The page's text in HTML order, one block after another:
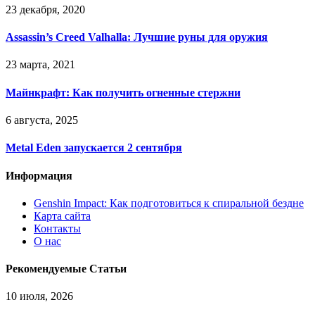
23 декабря, 2020
Assassin’s Creed Valhalla: Лучшие руны для оружия
23 марта, 2021
Майнкрафт: Как получить огненные стержни
6 августа, 2025
Metal Eden запускается 2 сентября
Информация
Genshin Impact: Как подготовиться к спиральной бездне
Карта сайта
Контакты
О нас
Рекомендуемые Статьи
10 июля, 2026